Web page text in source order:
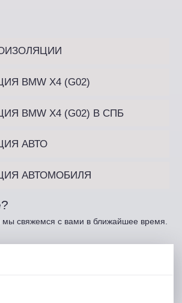
BMW X4 (G02)
BMW X4 (G02) В СПБ
АВТО
АВТОМОБИЛЯ
свяжемся с вами в ближайшее время.